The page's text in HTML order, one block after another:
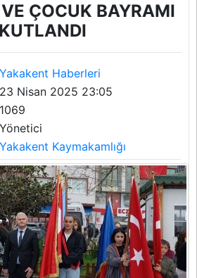
ÇOCUK BAYRAMI
Yakakent Haberleri
Nisan 2025 23:05
Yakakent Kaymakamlığı